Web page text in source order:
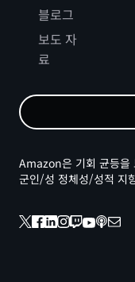
블로그
보도 자
료
Amazon은 기회 균등을
군인/성 정체성/성적 지